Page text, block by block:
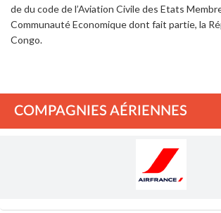
de du code de l’Aviation Civile des Etats
Communauté Economique dont fait partie, la
Congo.
COMPAGNIES AÉRIENNES